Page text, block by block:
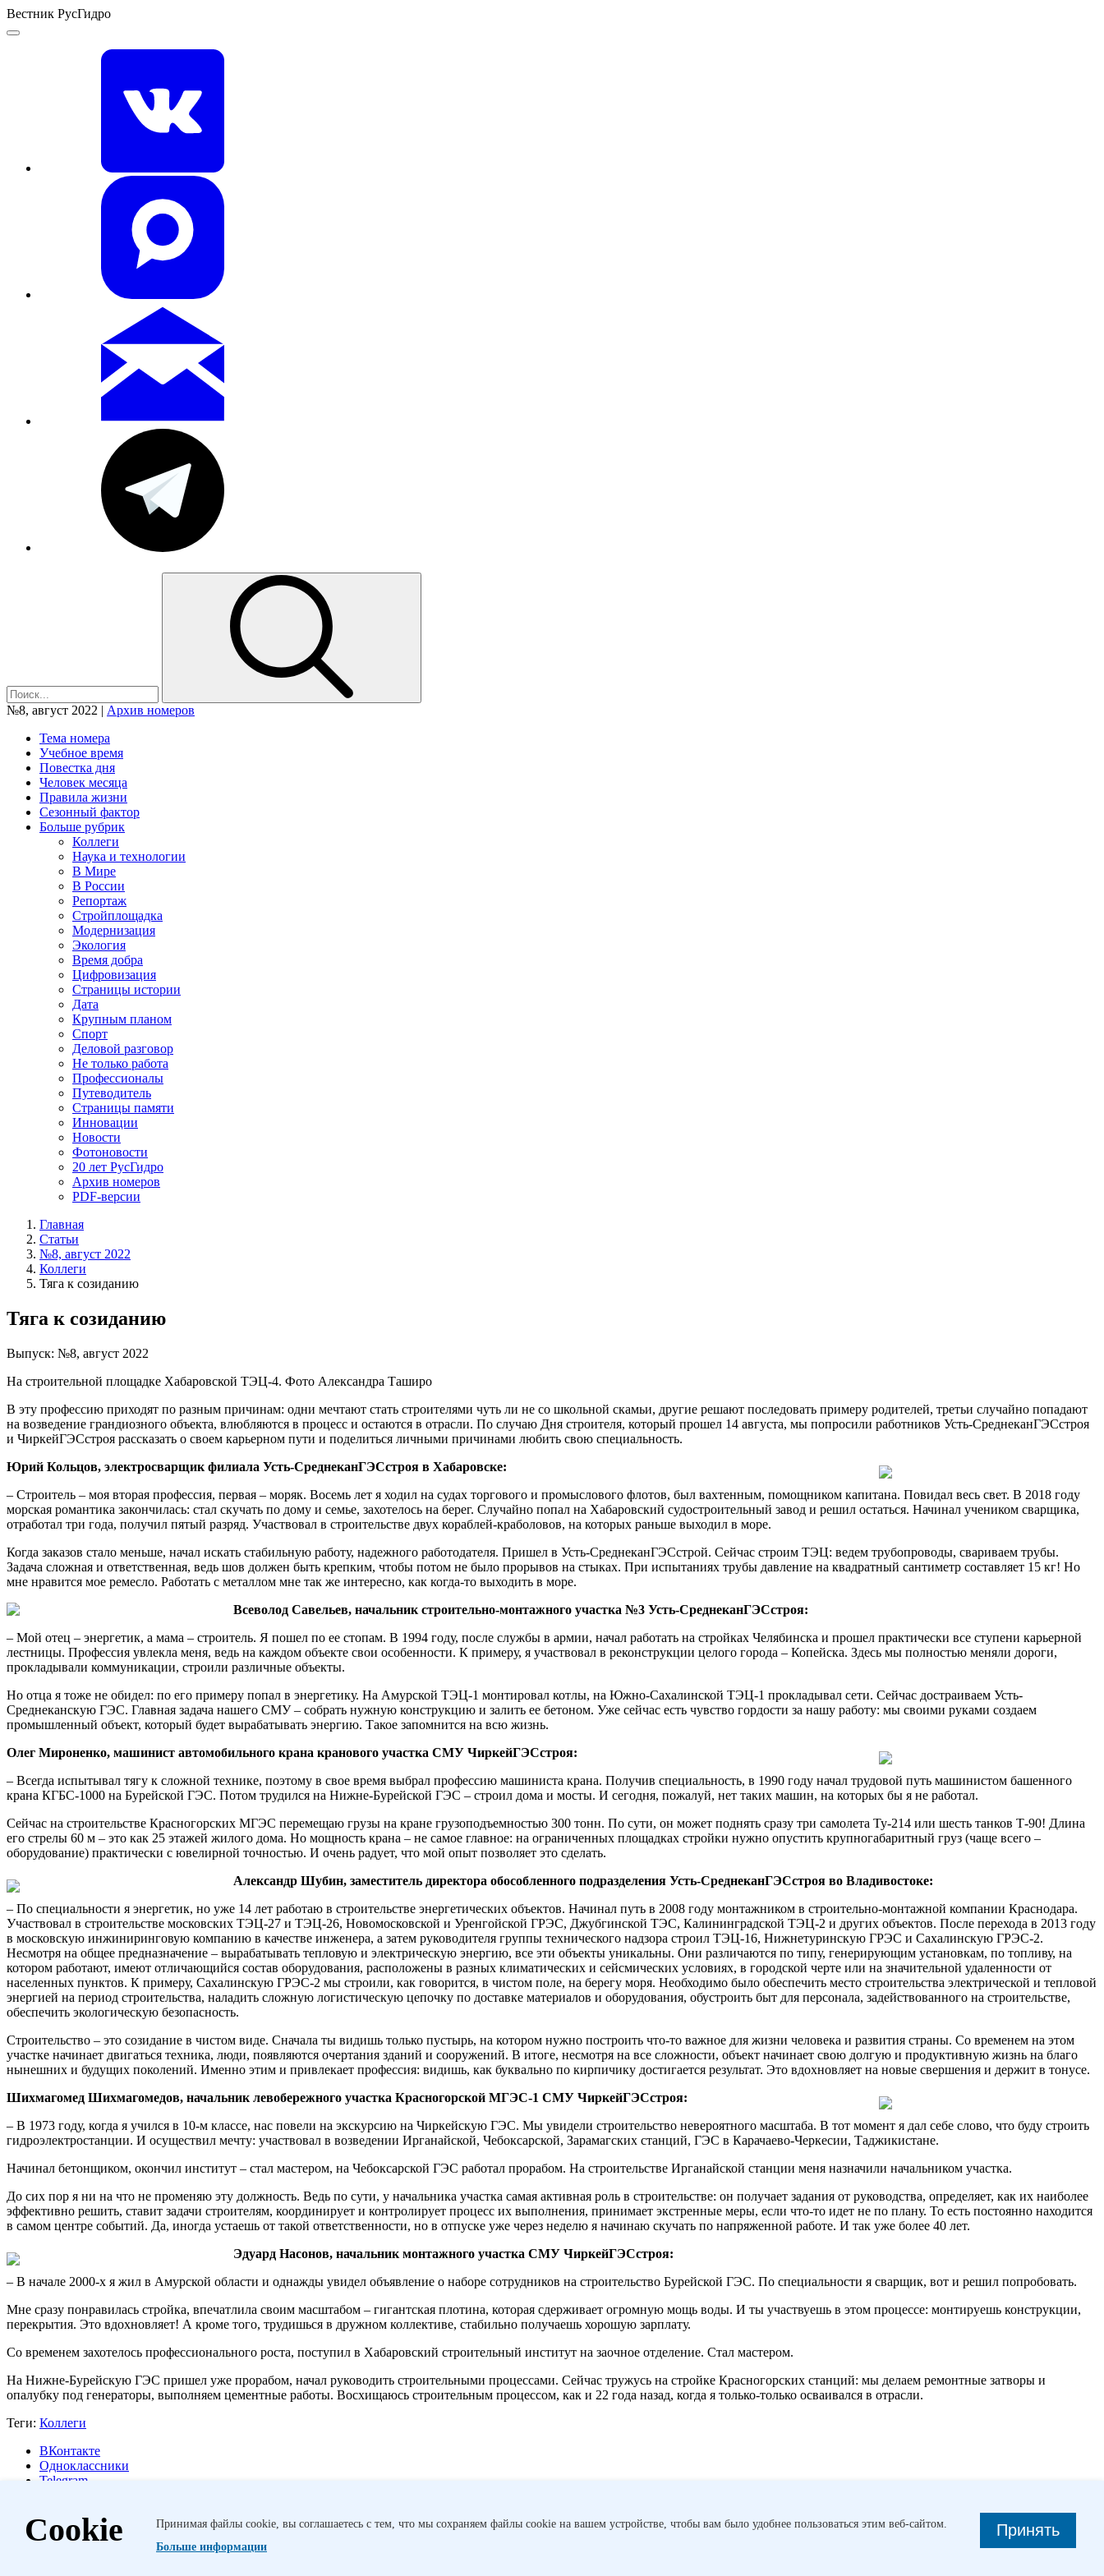
Вестник РусГидро
№8, август 2022 | Архив номеров
Тема номера
Учебное время
Повестка дня
Человек месяца
Правила жизни
Сезонный фактор
Больше рубрик
Коллеги
Наука и технологии
В Мире
В России
Репортаж
Стройплощадка
Модернизация
Экология
Время добра
Цифровизация
Страницы истории
Дата
Крупным планом
Спорт
Деловой разговор
Не только работа
Профессионалы
Путеводитель
Страницы памяти
Инновации
Новости
Фотоновости
20 лет РусГидро
Архив номеров
PDF-версии
Главная
Статьи
№8, август 2022
Коллеги
Тяга к созиданию
Тяга к созиданию
Выпуск: №8, август 2022
На строительной площадке Хабаровской ТЭЦ-4. Фото Александра Таширо
В эту профессию приходят по разным причинам: одни мечтают стать строителями чуть ли не со школьной скамьи, другие решают последовать примеру родителей, третьи случайно попадают
на возведение грандиозного объекта, влюбляются в процесс и остаются в отрасли. По случаю Дня строителя, который прошел 14 августа, мы попросили работников Усть-СреднеканГЭСстроя
и ЧиркейГЭСстроя рассказать о своем карьерном пути и поделиться личными причинами любить свою специальность.
Юрий Кольцов, электросварщик филиала Усть-СреднеканГЭСстроя в Хабаровске:
– Строитель – моя вторая профессия, первая – моряк. Восемь лет я ходил на судах торгового и промыслового флотов, был вахтенным, помощником капитана. Повидал весь свет. В 2018 году
морская романтика закончилась: стал скучать по дому и семье, захотелось на берег. Случайно попал на Хабаровский судостроительный завод и решил остаться. Начинал учеником сварщика,
отработал три года, получил пятый разряд. Участвовал в строительстве двух кораблей-краболовов, на которых раньше выходил в море.
Когда заказов стало меньше, начал искать стабильную работу, надежного работодателя. Пришел в Усть-СреднеканГЭСстрой. Сейчас строим ТЭЦ: ведем трубопроводы, свариваем трубы.
Задача сложная и ответственная, ведь шов должен быть крепким, чтобы потом не было прорывов на стыках. При испытаниях трубы давление на квадратный сантиметр составляет 15 кг! Но
мне нравится мое ремесло. Работать с металлом мне так же интересно, как когда-то выходить в море.
Всеволод Савельев, начальник строительно-монтажного участка №3 Усть-СреднеканГЭСстроя:
– Мой отец – энергетик, а мама – строитель. Я пошел по ее стопам. В 1994 году, после службы в армии, начал работать на стройках Челябинска и прошел практически все ступени карьерной
лестницы. Профессия увлекла меня, ведь на каждом объекте свои особенности. К примеру, я участвовал в реконструкции целого города – Копейска. Здесь мы полностью меняли дороги,
прокладывали коммуникации, строили различные объекты.
Но отца я тоже не обидел: по его примеру попал в энергетику. На Амурской ТЭЦ-1 монтировал котлы, на Южно-Сахалинской ТЭЦ-1 прокладывал сети. Сейчас достраиваем Усть-
Среднеканскую ГЭС. Главная задача нашего СМУ – собрать нужную конструкцию и залить ее бетоном. Уже сейчас есть чувство гордости за нашу работу: мы своими руками создаем
промышленный объект, который будет вырабатывать энергию. Такое запомнится на всю жизнь.
Олег Мироненко, машинист автомобильного крана кранового участка СМУ ЧиркейГЭСстроя:
– Всегда испытывал тягу к сложной технике, поэтому в свое время выбрал профессию машиниста крана. Получив специальность, в 1990 году начал трудовой путь машинистом башенного
крана КГБС-1000 на Бурейской ГЭС. Потом трудился на Нижне-Бурейской ГЭС – строил дома и мосты. И сегодня, пожалуй, нет таких машин, на которых бы я не работал.
Сейчас на строительстве Красногорских МГЭС перемещаю грузы на кране грузоподъемностью 300 тонн. По сути, он может поднять сразу три самолета Ту-214 или шесть танков Т-90! Длина
его стрелы 60 м – это как 25 этажей жилого дома. Но мощность крана – не самое главное: на ограниченных площадках стройки нужно опустить крупногабаритный груз (чаще всего –
оборудование) практически с ювелирной точностью. И очень радует, что мой опыт позволяет это сделать.
Александр Шубин, заместитель директора обособленного подразделения Усть-СреднеканГЭСстроя во Владивостоке:
– По специальности я энергетик, но уже 14 лет работаю в строительстве энергетических объектов. Начинал путь в 2008 году монтажником в строительно-монтажной компании Краснодара.
Участвовал в строительстве московских ТЭЦ-27 и ТЭЦ-26, Новомосковской и Уренгойской ГРЭС, Джубгинской ТЭС, Калининградской ТЭЦ-2 и других объектов. После перехода в 2013 году
в московскую инжиниринговую компанию в качестве инженера, а затем руководителя группы технического надзора строил ТЭЦ-16, Нижнетуринскую ГРЭС и Сахалинскую ГРЭС-2.
Несмотря на общее предназначение – вырабатывать тепловую и электрическую энергию, все эти объекты уникальны. Они различаются по типу, генерирующим установкам, по топливу, на
котором работают, имеют отличающийся состав оборудования, расположены в разных климатических и сейсмических условиях, в городской черте или на значительной удаленности от
населенных пунктов. К примеру, Сахалинскую ГРЭС-2 мы строили, как говорится, в чистом поле, на берегу моря. Необходимо было обеспечить место строительства электрической и тепловой
энергией на период строительства, наладить сложную логистическую цепочку по доставке материалов и оборудования, обустроить быт для персонала, задействованного на строительстве,
обеспечить экологическую безопасность.
Строительство – это созидание в чистом виде. Сначала ты видишь только пустырь, на котором нужно построить что-то важное для жизни человека и развития страны. Со временем на этом
участке начинает двигаться техника, люди, появляются очертания зданий и сооружений. В итоге, несмотря на все сложности, объект начинает свою долгую и продуктивную жизнь на благо
нынешних и будущих поколений. Именно этим и привлекает профессия: видишь, как буквально по кирпичику достигается результат. Это вдохновляет на новые свершения и держит в тонусе.
Шихмагомед Шихмагомедов, начальник левобережного участка Красногорской МГЭС-1 СМУ ЧиркейГЭСстроя:
– В 1973 году, когда я учился в 10-м классе, нас повели на экскурсию на Чиркейскую ГЭС. Мы увидели строительство невероятного масштаба. В тот момент я дал себе слово, что буду строить
гидроэлектростанции. И осуществил мечту: участвовал в возведении Ирганайской, Чебоксарской, Зарамагских станций, ГЭС в Карачаево-Черкесии, Таджикистане.
Начинал бетонщиком, окончил институт – стал мастером, на Чебоксарской ГЭС работал прорабом. На строительстве Ирганайской станции меня назначили начальником участка.
До сих пор я ни на что не променяю эту должность. Ведь по сути, у начальника участка самая активная роль в строительстве: он получает задания от руководства, определяет, как их наиболее
эффективно решить, ставит задачи строителям, координирует и контролирует процесс их выполнения, принимает экстренные меры, если что-то идет не по плану. То есть постоянно находится
в самом центре событий. Да, иногда устаешь от такой ответственности, но в отпуске уже через неделю я начинаю скучать по напряженной работе. И так уже более 40 лет.
Эдуард Насонов, начальник монтажного участка СМУ ЧиркейГЭСстроя:
– В начале 2000-х я жил в Амурской области и однажды увидел объявление о наборе сотрудников на строительство Бурейской ГЭС. По специальности я сварщик, вот и решил попробовать.
Мне сразу понравилась стройка, впечатлила своим масштабом – гигантская плотина, которая сдерживает огромную мощь воды. И ты участвуешь в этом процессе: монтируешь конструкции,
перекрытия. Это вдохновляет! А кроме того, трудишься в дружном коллективе, стабильно получаешь хорошую зарплату.
Со временем захотелось профессионального роста, поступил в Хабаровский строительный институт на заочное отделение. Стал мастером.
На Нижне-Бурейскую ГЭС пришел уже прорабом, начал руководить строительными процессами. Сейчас тружусь на стройке Красногорских станций: мы делаем ремонтные затворы и
опалубку под генераторы, выполняем цементные работы. Восхищаюсь строительным процессом, как и 22 года назад, когда я только-только осваивался в отрасли.
Теги: Коллеги
ВКонтакте
Одноклассники
Telegram
Майна и вира От египетских пирамид до башни Бурдж-Халифа – все масштабные творения созданы руками строителей. Пройдите нашу...
Сотрудники
Cookie
Принимая файлы cookie, вы соглашаетесь с тем, что мы сохраняем файлы cookie на вашем устройстве, чтобы вам было удобнее пользоваться этим веб-сайтом.
Больше информации
Принять